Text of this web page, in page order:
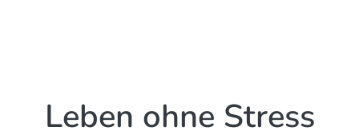
Leben ohne Stress